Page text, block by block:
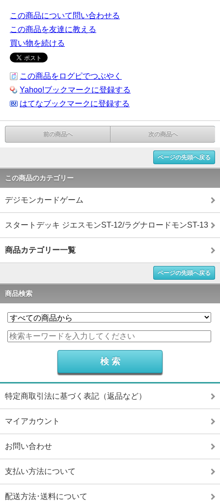
この商品について問い合わせる
この商品を友達に教える
買い物を続ける
この商品をログピでつぶやく
Yahoo!ブックマークに登録する
はてなブックマークに登録する
前の商品へ 次の商品へ
ページの先頭へ戻る
この商品のカテゴリー
デジモンカードゲーム
スタートデッキ ジエスモンST-12/ラグナロードモンST-13
商品カテゴリー一覧
ページの先頭へ戻る
商品検索
特定商取引法に基づく表記（返品など）
マイアカウント
お問い合わせ
支払い方法について
配送方法･送料について